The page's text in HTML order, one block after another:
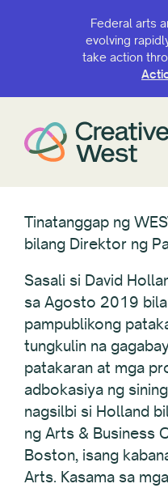
Federal arts
evolving
take action
Tinatanggap ng
bilang Direktor ng
Sasali si David
sa Agosto 2019
pampublikong
tungkulin na
patakaran at mga
adbokasiya ng
nagsilbi si Holland
ng Arts & Business
Boston, isang
Arts. Kasama sa